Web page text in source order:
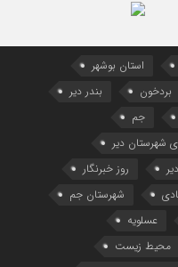
استان بوشهر
بردخون
بندر دیر
جم
شهرستان دیر
دیر
روز خبرنگار
شهرستان جم
عسلویه
محیط زیست